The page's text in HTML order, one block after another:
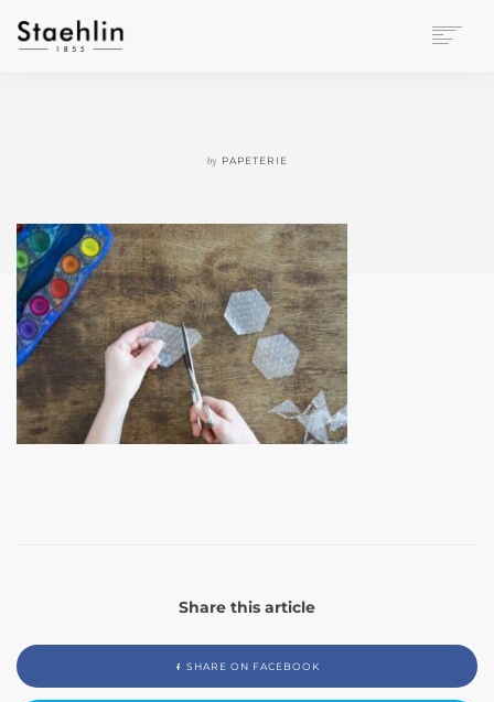
KONTAKT
VERANSTALTUNGEN
by PAPETERIE
Share this article
SHARE ON FACEBOOK